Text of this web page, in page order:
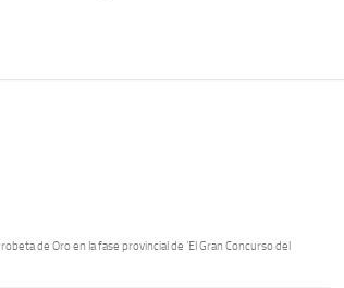
de Oro en la fase provincial de ‘El Gran Concurso del